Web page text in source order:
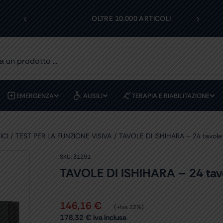
‹ OLTRE 10.000 ARTICOLI ›
EMERGENZA AUSILI TERAPIA E RIABILITAZIONE
TEST PER LA FUNZIONE VISIVA TAVOLE DI ISHIHARA – 24 tavole
SKU: 31291
TAVOLE DI ISHIHARA – 24
146,16 € (+iva 22%)
178,32 € iva inclusa